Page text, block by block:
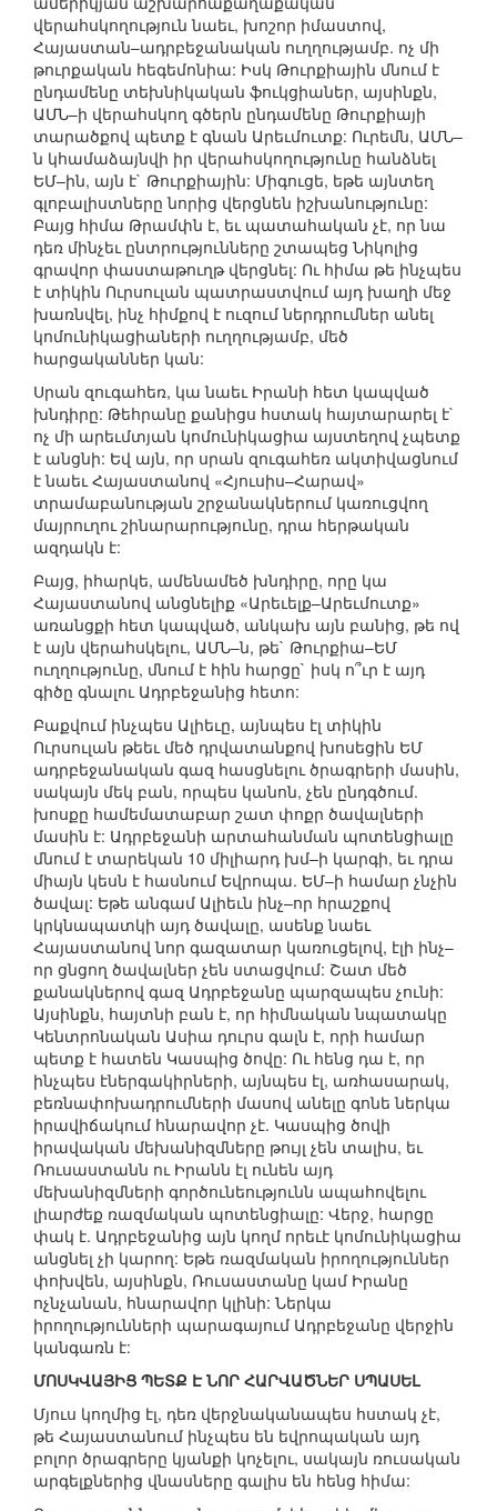
վերահսկողություն նաեւ, խոշոր իմաստով,
Հայաստան–ադրբեջանական ուղղությամբ. ոչ մի
թուրքական հեգեմոնիա: Իսկ Թուրքիային մնում է
ընդամենը տեխնիկական ֆուկցիաներ, այսինքն,
ԱՄՆ–ի վերահսկող գծերն ընդամենը Թուրքիայի
տարածքով պետք է գնան Արեւմուտք: Ուրեմն, ԱՄՆ–
ն կհամաձայնվի իր վերահսկողությունը հանձնել
ԵՄ–ին, այն է` Թուրքիային: Միգուցե, եթե այնտեղ
գլոբալիստները նորից վերցնեն իշխանությունը:
Բայց հիմա Թրամփն է, եւ պատահական չէ, որ նա
դեռ մինչեւ ընտրությունները շտապեց Նիկոլից
գրավոր փաստաթուղթ վերցնել: Ու հիմա թե ինչպես
է տիկին Ուրսուլան պատրաստվում այդ խաղի մեջ
խառնվել, ինչ հիմքով է ուզում ներդրումներ անել
կոմունիկացիաների ուղղությամբ, մեծ
հարցականներ կան:
Սրան զուգահեռ, կա նաեւ Իրանի հետ կապված
խնդիրը: Թեհրանը քանիցս հստակ հայտարարել է`
ոչ մի արեւմտյան կոմունիկացիա այստեղով չպետք
է անցնի: Եվ այն, որ սրան զուգահեռ ակտիվացնում
է նաեւ Հայաստանով «Հյուսիս–Հարավ»
տրամաբանության շրջանակներում կառուցվող
մայրուղու շինարարությունը, դրա հերթական
ազդակն է:
Բայց, իհարկե, ամենամեծ խնդիրը, որը կա
Հայաստանով անցնելիք «Արեւելք–Արեւմուտք»
առանցքի հետ կապված, անկախ այն բանից, թե ով
է այն վերահսկելու, ԱՄՆ–ն, թե` Թուրքիա–ԵՄ
ուղղությունը, մնում է հին հարցը` իսկ ո՞ւր է այդ
գիծը գնալու Ադրբեջանից հետո:
Բաքվում ինչպես Ալիեւը, այնպես էլ տիկին
Ուրսուլան թեեւ մեծ դրվատանքով խոսեցին ԵՄ
ադրբեջանական գազ հասցնելու ծրագրերի մասին,
սակայն մեկ բան, որպես կանոն, չեն ընդգծում.
խոսքը համեմատաբար շատ փոքր ծավալների
մասին է: Ադրբեջանի արտահանման պոտենցիալը
մնում է տարեկան 10 միլիարդ խմ–ի կարգի, եւ դրա
միայն կեսն է հասնում Եվրոպա. ԵՄ–ի համար չնչին
ծավալ: Եթե անգամ Ալիեւն ինչ–որ հրաշքով
կրկնապատկի այդ ծավալը, ասենք նաեւ
Հայաստանով նոր գազատար կառուցելով, էլի ինչ–
որ ցնցող ծավալներ չեն ստացվում: Շատ մեծ
քանակներով գազ Ադրբեջանը պարզապես չունի:
Այսինքն, հայտնի բան է, որ հիմնական նպատակը
Կենտրոնական Ասիա դուրս գալն է, որի համար
պետք է հատեն Կասպից ծովը: Ու հենց դա է, որ
ինչպես էներգակիրների, այնպես էլ, առհասարակ,
բեռնափոխադրումների մասով անելը գոնե ներկա
իրավիճակում հնարավոր չէ. Կասպից ծովի
իրավական մեխանիզմները թույլ չեն տալիս, եւ
Ռուսաստանն ու Իրանն էլ ունեն այդ
մեխանիզմների գործունեությունն ապահովելու
լիարժեք ռազմական պոտենցիալը: Վերջ, հարցը
փակ է. Ադրբեջանից այն կողմ որեւէ կոմունիկացիա
անցնել չի կարող: Եթե ռազմական իրողություններ
փոխվեն, այսինքն, Ռուսաստանը կամ Իրանը
ոչնչանան, հնարավոր կլինի: Ներկա
իրողությունների պարագայում Ադրբեջանը վերջին
կանգառն է:
ՄՈՍԿՎԱՅԻՑ ՊԵՏՔ Է ՆՈՐ ՀԱՐՎԱԾՆԵՐ ՍՊԱՍԵԼ
Մյուս կողմից էլ, դեռ վերջնականապես հստակ չէ,
թե Հայաստանում ինչպես են եվրոպական այդ
բոլոր ծրագրերը կյանքի կոչելու, սակայն ռուսական
արգելքներից վնասները գալիս են հենց հիմա: